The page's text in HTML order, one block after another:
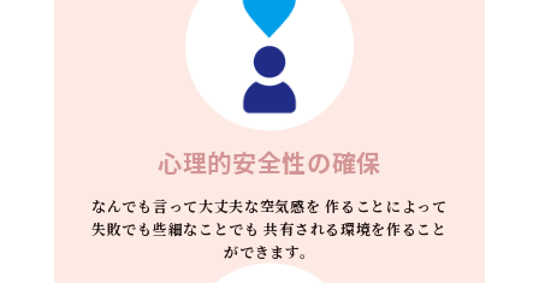
心理的安全性の確保
なんでも言って大丈夫な空気感を 作ることによって
失敗でも些細なことでも 共有される環境を作ること
ができます。